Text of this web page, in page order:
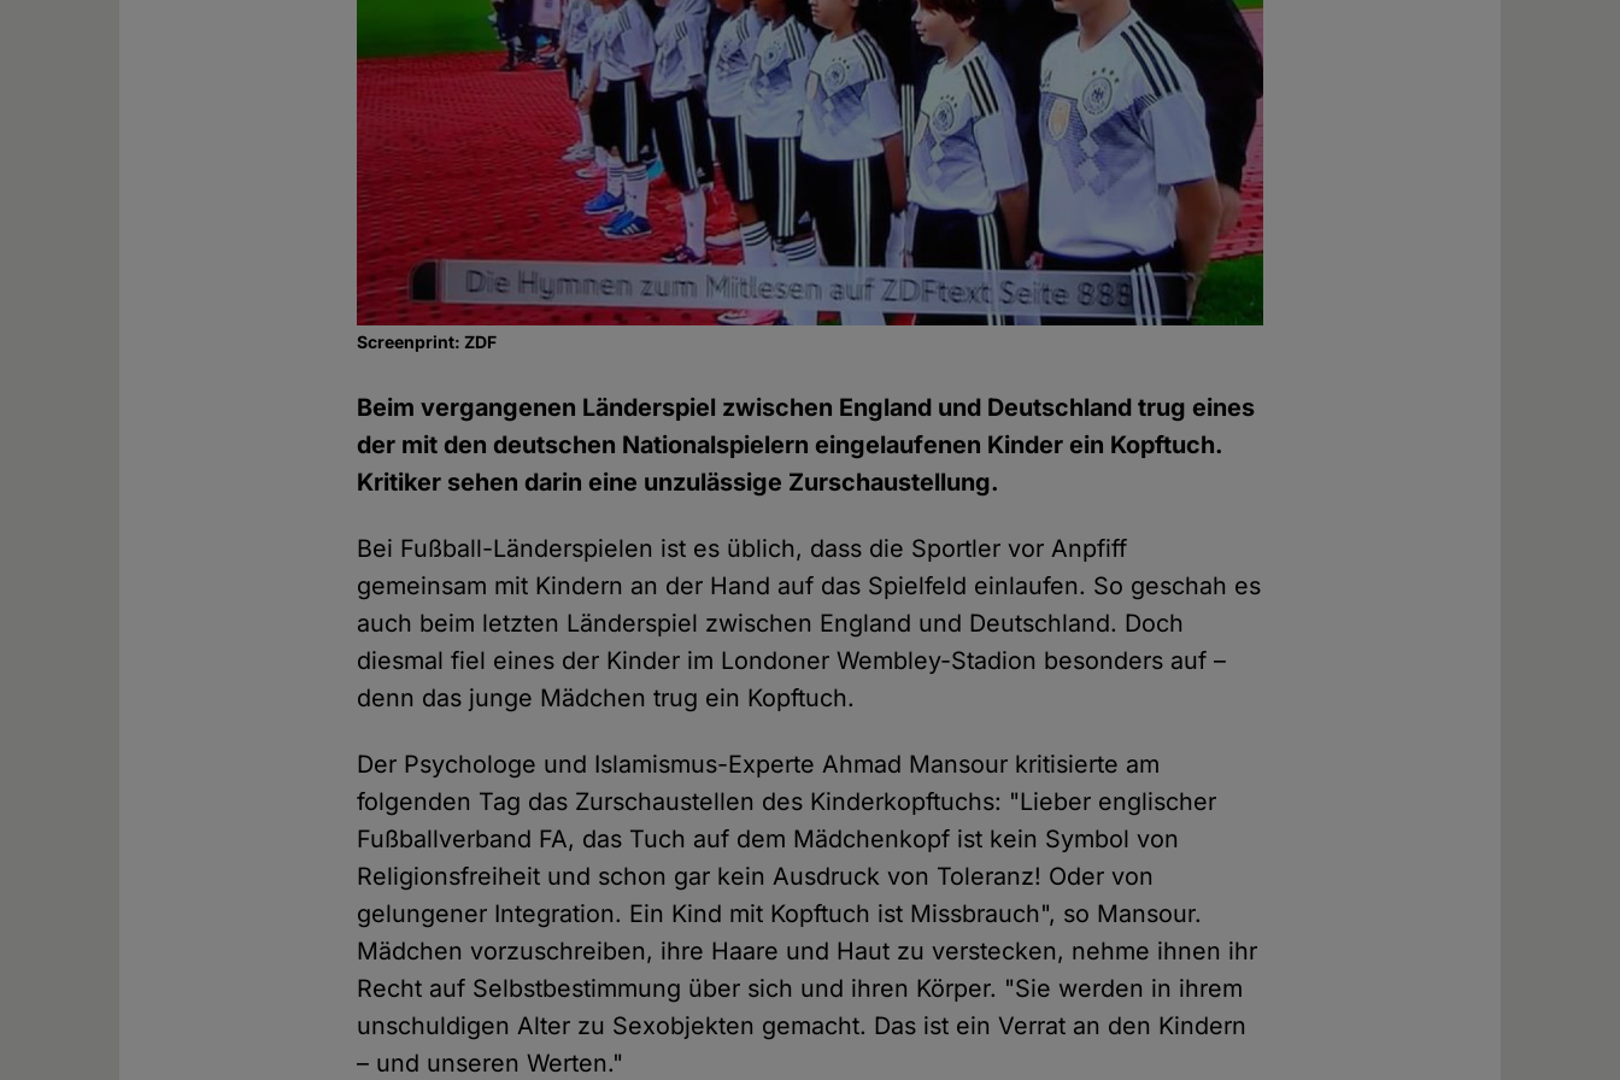
Screenprint: ZDF
Beim vergangenen Länderspiel zwischen England und Deutschland trug eines
der mit den deutschen Nationalspielern eingelaufenen Kinder ein Kopftuch.
Kritiker sehen darin eine unzulässige Zurschaustellung.
Bei Fußball-Länderspielen ist es üblich, dass die Sportler vor Anpfiff
gemeinsam mit Kindern an der Hand auf das Spielfeld einlaufen. So geschah es
auch beim letzten Länderspiel zwischen England und Deutschland. Doch
diesmal fiel eines der Kinder im Londoner Wembley-Stadion besonders auf –
denn das junge Mädchen trug ein Kopftuch.
Der Psychologe und Islamismus-Experte Ahmad Mansour kritisierte am
folgenden Tag das Zurschaustellen des Kinderkopftuchs: "Lieber englischer
Fußballverband FA, das Tuch auf dem Mädchenkopf ist kein Symbol von
Religionsfreiheit und schon gar kein Ausdruck von Toleranz! Oder von
gelungener Integration. Ein Kind mit Kopftuch ist Missbrauch", so Mansour.
Mädchen vorzuschreiben, ihre Haare und Haut zu verstecken, nehme ihnen ihr
Recht auf Selbstbestimmung über sich und ihren Körper. "Sie werden in ihrem
unschuldigen Alter zu Sexobjekten gemacht. Das ist ein Verrat an den Kindern
– und unseren Werten."